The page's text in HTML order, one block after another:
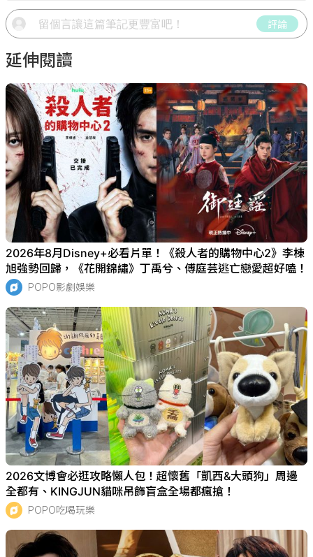
評論
延伸閱讀
2026年8月Disney+必看片單！《殺人者的購物中心2》李棟
旭強勢回歸，《花開錦繡》丁禹兮、傅庭芸逃亡戀愛超好嗑！
POPO影劇娛樂
2026文博會必逛攻略懶人包！超懷舊「凱西&大頭狗」周邊
全都有、KINGJUN貓咪吊飾盲盒全場都瘋搶！
POPO吃喝玩樂